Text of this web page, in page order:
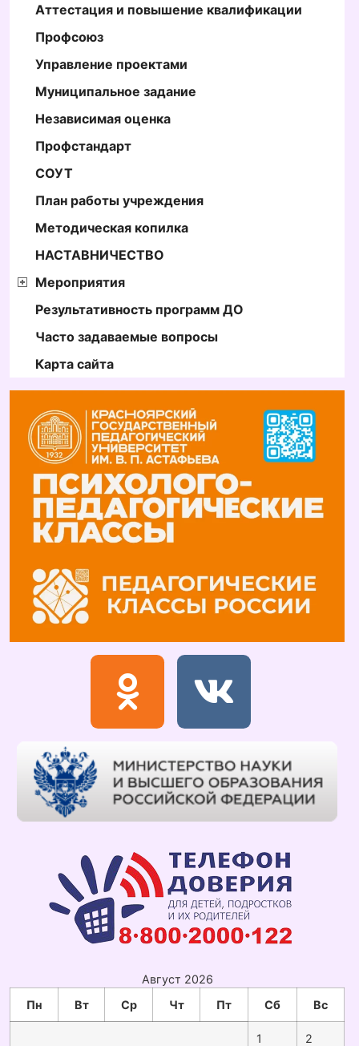
Аттестация и повышение квалификации
Профсоюз
Управление проектами
Муниципальное задание
Независимая оценка
Профстандарт
СОУТ
План работы учреждения
Методическая копилка
НАСТАВНИЧЕСТВО
Мероприятия
Результативность программ ДО
Часто задаваемые вопросы
Карта сайта
Август 2026
Пн
Вт Ср Чт Пт Сб Вс
1 2